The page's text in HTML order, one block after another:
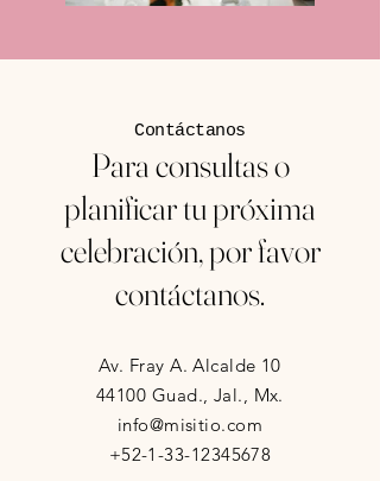
Contáctanos
Para consultas o
planificar tu próxima
celebración, por favor
contáctanos.
Av. Fray A. Alcalde 10
44100 Guad., Jal., Mx.
info@misitio.com
+52-1-33-12345678